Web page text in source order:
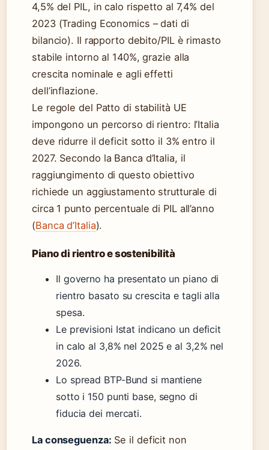
4,5% del PIL, in calo rispetto al 7,4% del
2023 (Trading Economics – dati di
bilancio). Il rapporto debito/PIL è rimasto
stabile intorno al 140%, grazie alla
crescita nominale e agli effetti
dell’inflazione.
Le regole del Patto di stabilità UE
impongono un percorso di rientro: l’Italia
deve ridurre il deficit sotto il 3% entro il
2027. Secondo la Banca d’Italia, il
raggiungimento di questo obiettivo
richiede un aggiustamento strutturale di
circa 1 punto percentuale di PIL all’anno
(Banca d’Italia).
Piano di rientro e sostenibilità
Il governo ha presentato un piano di
rientro basato su crescita e tagli alla
spesa.
Le previsioni Istat indicano un deficit
in calo al 3,8% nel 2025 e al 3,2% nel
2026.
Lo spread BTP-Bund si mantiene
sotto i 150 punti base, segno di
fiducia dei mercati.
La conseguenza: Se il deficit non